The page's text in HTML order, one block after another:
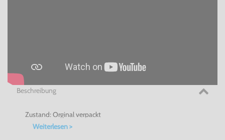
Beschreibung
Zustand: Orginal verpackt
Weiterlesen >